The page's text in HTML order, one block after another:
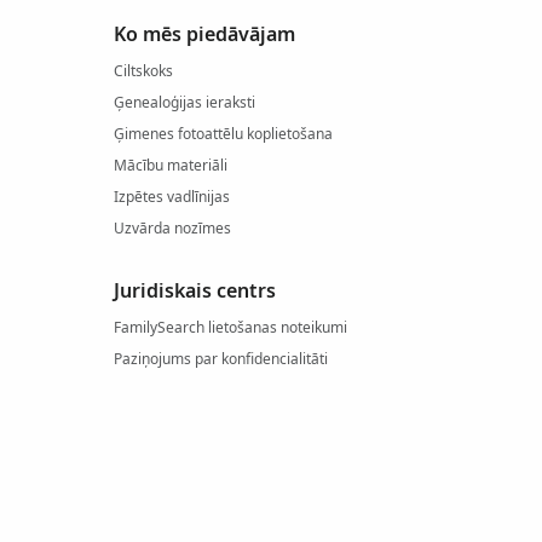
Ko mēs piedāvājam
Ciltskoks
Ģenealoģijas ieraksti
Ģimenes fotoattēlu koplietošana
Mācību materiāli
Izpētes vadlīnijas
Uzvārda nozīmes
Juridiskais centrs
FamilySearch lietošanas noteikumi
Paziņojums par konfidencialitāti